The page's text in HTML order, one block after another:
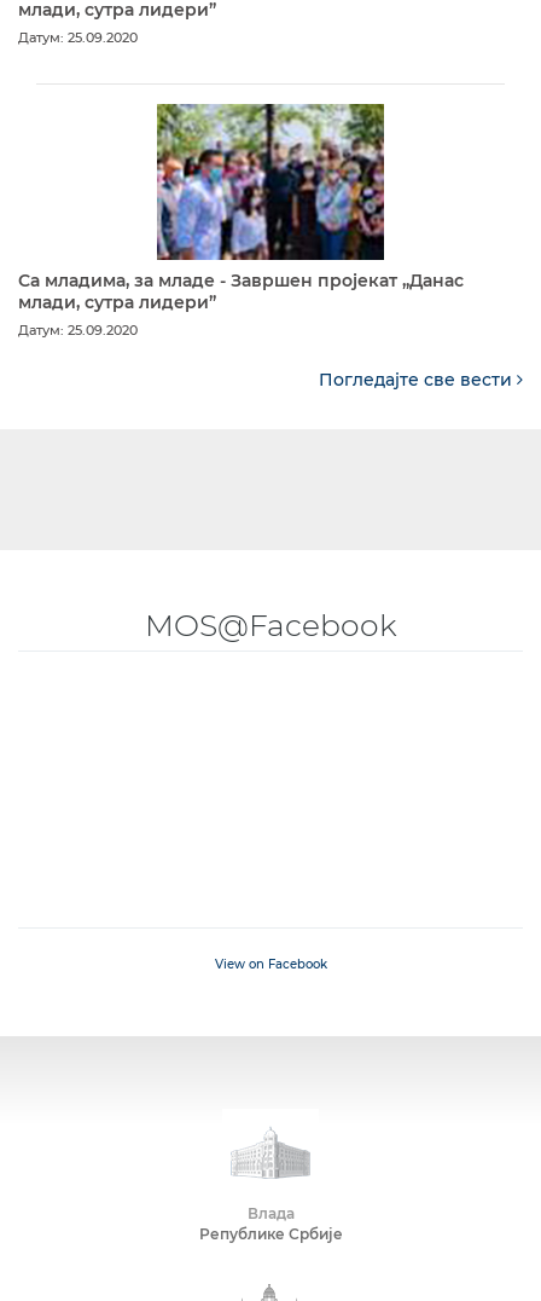
млади, сутра лидери”
Датум: 25.09.2020
Са младима, за младе - Завршен пројекат „Данас
млади, сутра лидери”
Датум: 25.09.2020
Погледајте све вести
MOS@Facebook
View on Facebook
Влада
Републике Србије